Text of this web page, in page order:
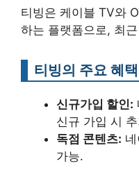
티빙은 케이블 TV와
하는 플랫폼으로, 최
티빙의 주요 혜택
신규가입 할인:
신규 가입 시
독점 콘텐츠:
가능.